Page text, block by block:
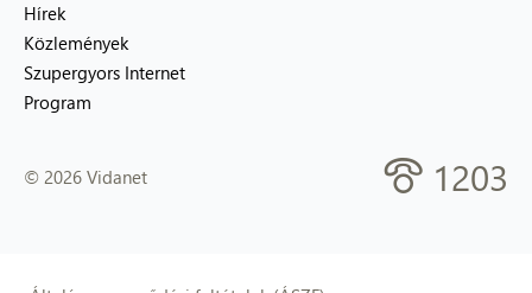
Hírek
Közlemények
Szupergyors Internet
Program
© 2026 Vidanet 1203